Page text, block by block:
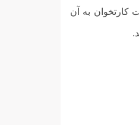
کارتخوان به آن